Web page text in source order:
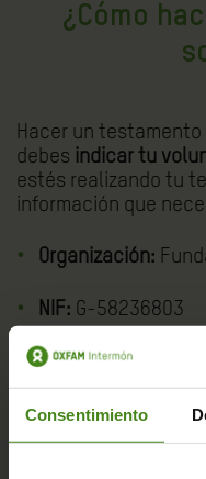
Consentimiento
¿Cómo
Hacer un
debes indicar tu
estés realizando tu
información que
Organización:
NIF: G-58236803
Domicilio social:
08019 Barcelona